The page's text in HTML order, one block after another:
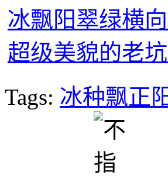
冰飘阳翠绿横
超级美貌的老
Tags: 冰种飘正